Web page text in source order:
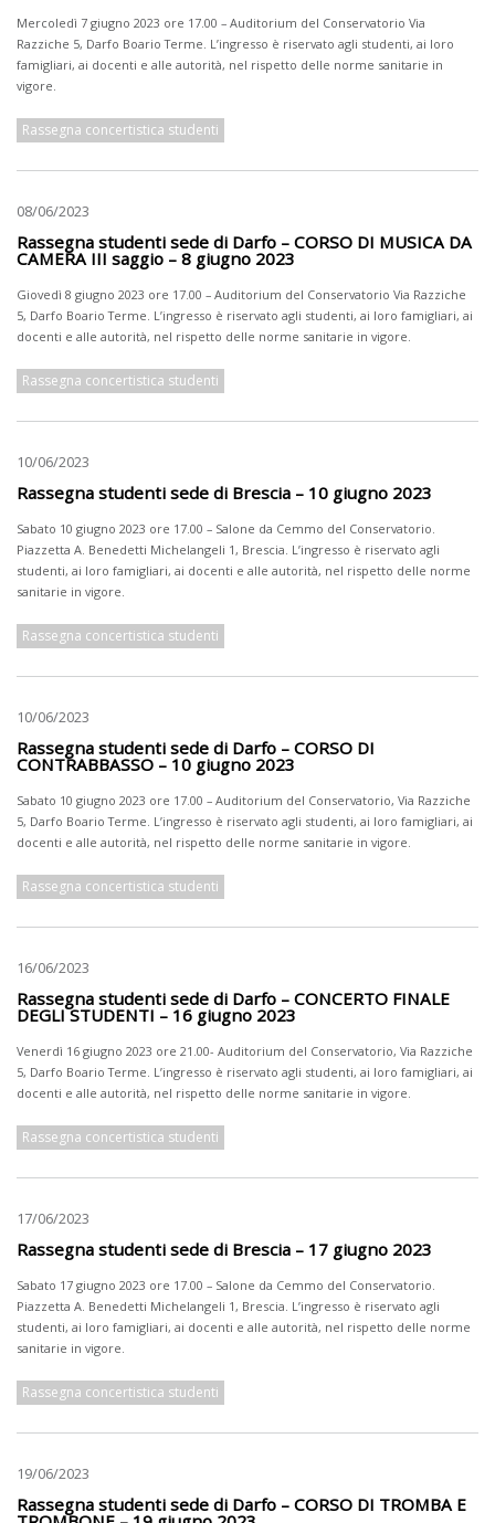
Mercoledì 7 giugno 2023 ore 17.00 – Auditorium del Conservatorio Via
Razziche 5, Darfo Boario Terme. L’ingresso è riservato agli studenti, ai loro
famigliari, ai docenti e alle autorità, nel rispetto delle norme sanitarie in
vigore.
Rassegna concertistica studenti
08/06/2023
Rassegna studenti sede di Darfo – CORSO DI MUSICA DA
CAMERA III saggio – 8 giugno 2023
Giovedì 8 giugno 2023 ore 17.00 – Auditorium del Conservatorio Via Razziche
5, Darfo Boario Terme. L’ingresso è riservato agli studenti, ai loro famigliari, ai
docenti e alle autorità, nel rispetto delle norme sanitarie in vigore.
Rassegna concertistica studenti
10/06/2023
Rassegna studenti sede di Brescia – 10 giugno 2023
Sabato 10 giugno 2023 ore 17.00 – Salone da Cemmo del Conservatorio.
Piazzetta A. Benedetti Michelangeli 1, Brescia. L’ingresso è riservato agli
studenti, ai loro famigliari, ai docenti e alle autorità, nel rispetto delle norme
sanitarie in vigore.
Rassegna concertistica studenti
10/06/2023
Rassegna studenti sede di Darfo – CORSO DI
CONTRABBASSO – 10 giugno 2023
Sabato 10 giugno 2023 ore 17.00 – Auditorium del Conservatorio, Via Razziche
5, Darfo Boario Terme. L’ingresso è riservato agli studenti, ai loro famigliari, ai
docenti e alle autorità, nel rispetto delle norme sanitarie in vigore.
Rassegna concertistica studenti
16/06/2023
Rassegna studenti sede di Darfo – CONCERTO FINALE
DEGLI STUDENTI – 16 giugno 2023
Venerdì 16 giugno 2023 ore 21.00- Auditorium del Conservatorio, Via Razziche
5, Darfo Boario Terme. L’ingresso è riservato agli studenti, ai loro famigliari, ai
docenti e alle autorità, nel rispetto delle norme sanitarie in vigore.
Rassegna concertistica studenti
17/06/2023
Rassegna studenti sede di Brescia – 17 giugno 2023
Sabato 17 giugno 2023 ore 17.00 – Salone da Cemmo del Conservatorio.
Piazzetta A. Benedetti Michelangeli 1, Brescia. L’ingresso è riservato agli
studenti, ai loro famigliari, ai docenti e alle autorità, nel rispetto delle norme
sanitarie in vigore.
Rassegna concertistica studenti
19/06/2023
Rassegna studenti sede di Darfo – CORSO DI TROMBA E